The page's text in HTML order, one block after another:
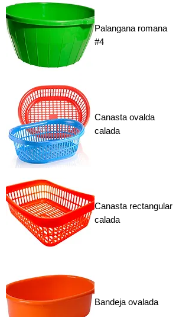
Palangana romana
#4
Canasta ovalda
calada
Canasta rectangular
calada
Bandeja ovalada